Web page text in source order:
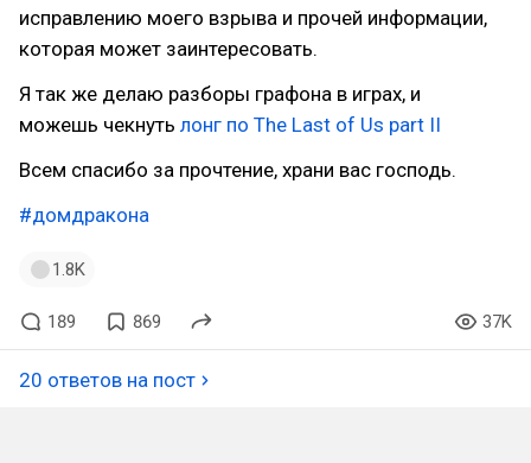
исправлению моего взрыва и прочей информации,
которая может заинтересовать.
Я так же делаю разборы графона в играх, и
можешь чекнуть лонг по The Last of Us part II
Всем спасибо за прочтение, храни вас господь.
#домдракона
1.8K
189 869 37K
20 ответов на пост